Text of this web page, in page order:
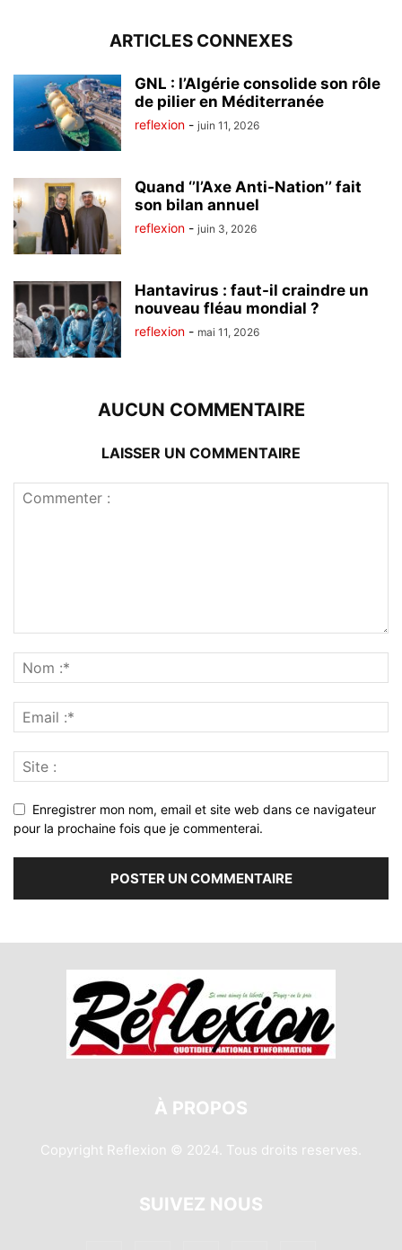
ARTICLES CONNEXES
GNL : l’Algérie consolide son rôle
de pilier en Méditerranée
reflexion - juin 11, 2026
Quand ‘’l’Axe Anti-Nation’’ fait
son bilan annuel
reflexion - juin 3, 2026
Hantavirus : faut-il craindre un
nouveau fléau mondial ?
reflexion - mai 11, 2026
AUCUN COMMENTAIRE
LAISSER UN COMMENTAIRE
Enregistrer mon nom, email et site web dans ce navigateur
pour la prochaine fois que je commenterai.
À PROPOS
Copyright Reflexion © 2024. Tous droits reserves.
SUIVEZ NOUS